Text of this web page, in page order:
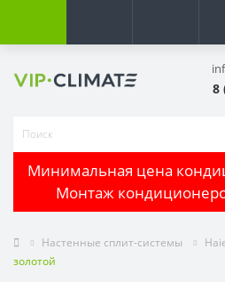
8
Минимальная цена
Монтаж
Настенные сплит-системы
золотой